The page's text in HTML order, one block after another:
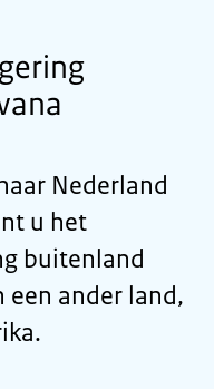
Nederland
u het
buitenland
een ander land,